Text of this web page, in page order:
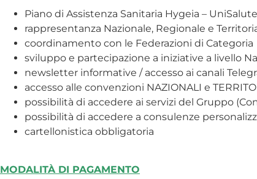
Piano di Assistenza Sanitaria Hygeia – UniSalute
rappresentanza Nazionale, Regionale e
coordinamento con le Federazioni di Categoria
sviluppo e partecipazione a iniziative a livello
newsletter informative / accesso ai canali
accesso alle convenzioni NAZIONALI e
possibilità di accedere ai servizi del Gruppo
possibilità di accedere a consulenze
cartellonistica obbligatoria
MODALITÀ DI PAGAMENTO